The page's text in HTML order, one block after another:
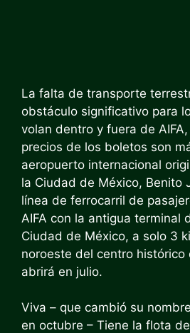
La falta de transporte
obstáculo significativo para
volan dentro y fuera de
precios de los boletos son
aeropuerto internacional
la Ciudad de México, Benito
línea de ferrocarril de
AIFA con la antigua terminal
Ciudad de México, a solo 3
noroeste del centro histórico
abrirá en julio.
Viva – que cambió su
en octubre – Tiene la flota